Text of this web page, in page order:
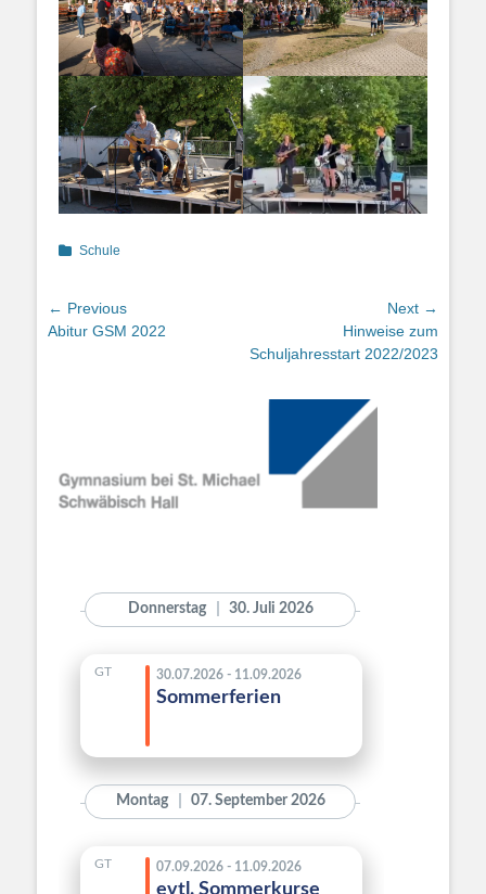
Categories
Schule
Beitragsnavigation
← Previous
Previous
Abitur GSM 2022
Next →
post:
Hinweise zum
Schuljahresstart 2022/2023